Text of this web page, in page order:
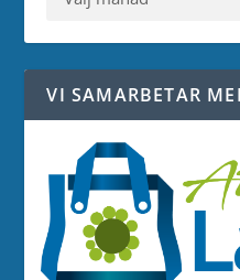
VI SAMARBETAR